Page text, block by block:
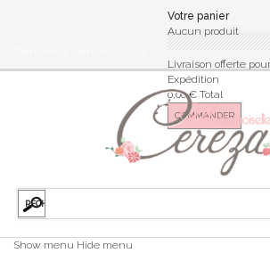
Show menu Hide menu
Votre panier
Aucun produit
Livraison offerte
Expédition
0,00 € Total
COMMANDER